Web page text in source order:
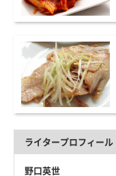
ライタープロフィール
野口英世